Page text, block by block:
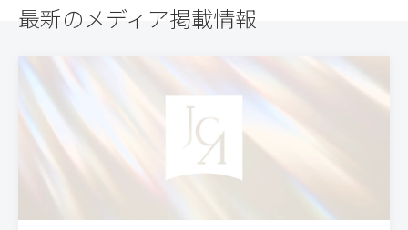
最新のメディア掲載情報